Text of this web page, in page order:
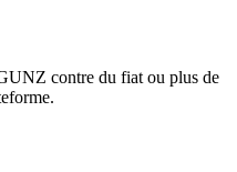
contre du fiat ou plus de